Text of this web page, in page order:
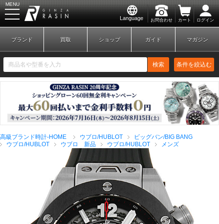
Language お問合わせ カート ログイン
MENU
新規会員登録 ログイン
ブランドから探す
ブランド 買取 ショップ ガイド マガジン
検索 条件を絞込む
高級ブランド時計-HOME ウブロ/HUBLOT
ビッグバン/BIG BANG
ウブロ/HUBLOT
ウブロ 新品 ウブロ/HUBLOT メンズ